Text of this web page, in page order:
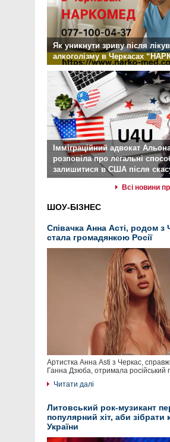
Як уникнути зриву після
алкоголізму в Черкасах
Імміграційний адвокат
розповіла про легальні
залишитися в США після
Всі новини
ШОУ-БІЗНЕС
Співачка Анна Асті, родом з
стала громадянкою Росії
Артистка Анна Asti з Черкас,
Ганна Дзюба, отримала російський
Читати далі
Литовський рок-музикант
популярний хіт, аби
України